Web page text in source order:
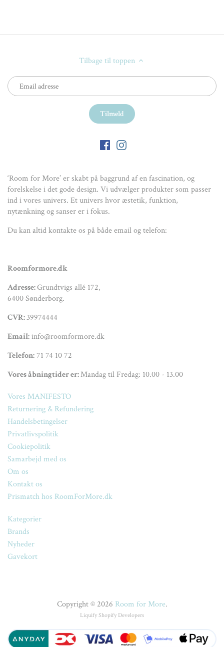
Tilbage til toppen
‘Room for More’ er skabt på baggrund af en fascination, og
forelskelse i det gode design. Vi udvælger produkter som passer
ind i vores univers. Et univers hvor æstetik, funktion,
nytænkning og sanser er i fokus.
Du kan altid kontakte os på både email og telefon:
Roomformore.dk
Adresse:Grundtvigs allé 172,
6400 Sønderborg.
CVR:39974444
Email:info@roomformore.dk
Telefon:71 74 10 72
Vores åbningtider er:Mandag til Fredag: 10.00 - 13.00
Vores MANIFESTO
Returnering & Refundering
Handelsbetingelser
Privatlivspolitik
Cookiepolitik
Samarbejd med os
Om os
Kontakt os
Prismatch hos RoomForMore.dk
Kategorier
Brands
Nyheder
Gavekort
Copyright © 2026 Room for More.
Liquify Shopify Developers